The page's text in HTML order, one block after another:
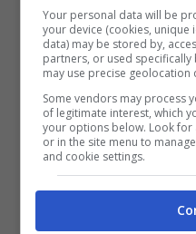
giovare a tutto il
Your personal data will be
your device (cookies,
data) may be stored by,
partners, or used
may use precise geolocation
Some vendors may process
of legitimate interest, which
your options below. Look
or in the site menu to
and cookie settings.